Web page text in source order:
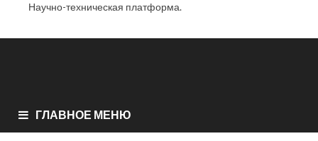
Научно-техническая платформа.
ГЛАВНОЕ МЕНЮ